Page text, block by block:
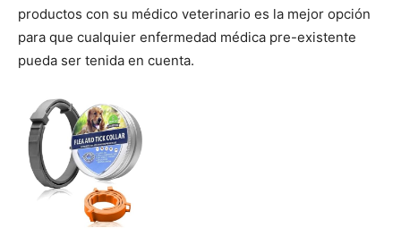
productos con su médico veterinario es la mejor opción
para que cualquier enfermedad médica pre-existente
pueda ser tenida en cuenta.